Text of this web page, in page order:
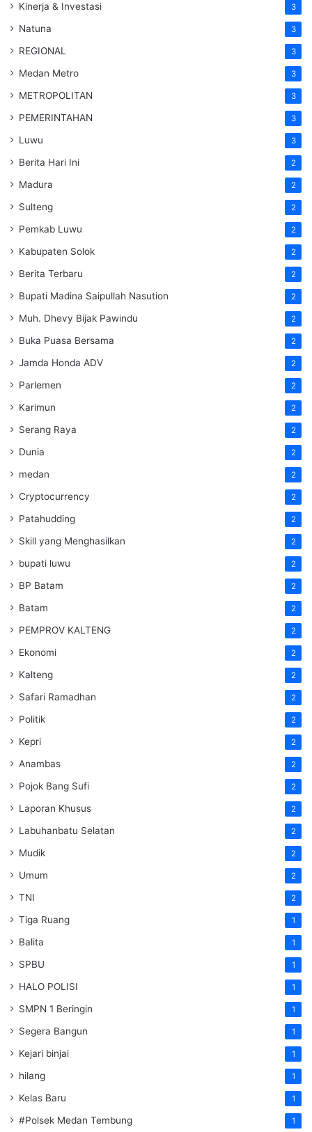
Kinerja & Investasi 3
Natuna 3
REGIONAL 3
Medan Metro 3
METROPOLITAN 3
PEMERINTAHAN 3
Luwu 3
Berita Hari Ini 2
Madura 2
Sulteng 2
Pemkab Luwu 2
Kabupaten Solok 2
Berita Terbaru 2
Bupati Madina Saipullah Nasution 2
Muh. Dhevy Bijak Pawindu 2
Buka Puasa Bersama 2
Jamda Honda ADV 2
Parlemen 2
Karimun 2
Serang Raya 2
Dunia 2
medan 2
Cryptocurrency 2
Patahudding 2
Skill yang Menghasilkan 2
bupati luwu 2
BP Batam 2
Batam 2
PEMPROV KALTENG 2
Ekonomi 2
Kalteng 2
Safari Ramadhan 2
Politik 2
Kepri 2
Anambas 2
Pojok Bang Sufi 2
Laporan Khusus 2
Labuhanbatu Selatan 2
Mudik 2
Umum 2
TNI 2
Tiga Ruang 1
Balita 1
SPBU 1
HALO POLISI 1
SMPN 1 Beringin 1
Segera Bangun 1
Kejari binjai 1
hilang 1
Kelas Baru 1
#Polsek Medan Tembung 1